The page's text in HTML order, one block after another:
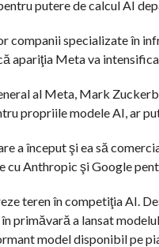
putere de calcul AI
companii specializate în
apariţia Meta va
al Meta, Mark
propriile modele AI, ar
a început şi ea să
Anthropic şi Google
teren în competiţia AI.
primăvară a lansat
model disponibil pe